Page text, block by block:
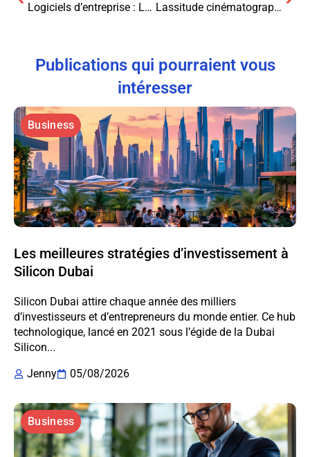
Logiciels d’entreprise : Les 4 outils essentiels pour booster votre productivité
Lassitude cinématographique : l’attrait grandissant des divertissements interactifs
Publications qui pourraient vous
intéresser
Business
Les meilleures stratégies d’investissement à
Silicon Dubai
Silicon Dubai attire chaque année des milliers
d’investisseurs et d’entrepreneurs du monde entier. Ce hub
technologique, lancé en 2021 sous l’égide de la Dubai
Silicon...
Jenny
05/08/2026
Business